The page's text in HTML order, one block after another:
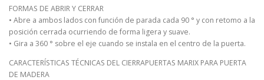
FORMAS DE ABRIR Y CERRAR
• Abre a ambos lados con función de parada cada 90 ° y con retomo a la
posición cerrada ocurriendo de forma ligera y suave.
• Gira a 360 ° sobre el eje cuando se instala en el centro de la puerta.
CARACTERÍSTICAS TÉCNICAS DEL CIERRAPUERTAS MARIX PARA PUERTA
DE MADERA